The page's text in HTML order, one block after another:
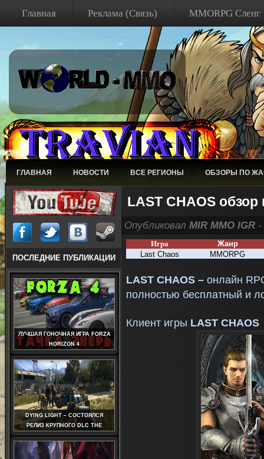
Главная Реклама (Связь) MMORPG Сленг
ГЛАВНАЯ НОВОСТИ ВСЕ РЕГИОНЫ ОБЗОРЫ ПО
ПОСЛЕДНИЕ ПУБЛИКАЦИИ
ЛУЧШАЯ ГОНОЧНАЯ ИГРА FORZA
HORIZON 4
DYING LIGHT – СОСТОЯЛСЯ
РЕЛИЗ КРУПНОГО DLC THE
FOLLOWING
LAST CHAOS обзор
Опубликовал MIR MMO IGR -
Игра
Жанр
Last Chaos
MMORPG
LAST CHAOS – онлайн
полностью бесплатный и
Клиент игры LAST CHAOS